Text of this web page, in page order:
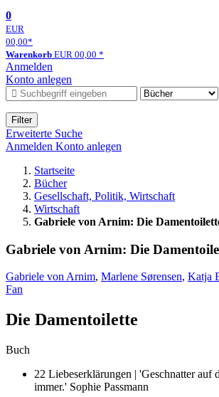
0
EUR
00,00*
Warenkorb EUR 00,00 *
Anmelden
Konto anlegen
Filter
Erweiterte Suche
Anmelden Konto anlegen
Startseite
Bücher
Gesellschaft, Politik, Wirtschaft
Wirtschaft
Gabriele von Arnim: Die
Gabriele von Arnim: Die
Gabriele von Arnim, Marlene Sørensen, Katja
Fan
Die Damentoilette
Buch
22 Liebeserklärungen | 'Geschnatter auf
immer.' Sophie Passmann